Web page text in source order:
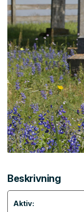
Beskrivning
Aktiv: